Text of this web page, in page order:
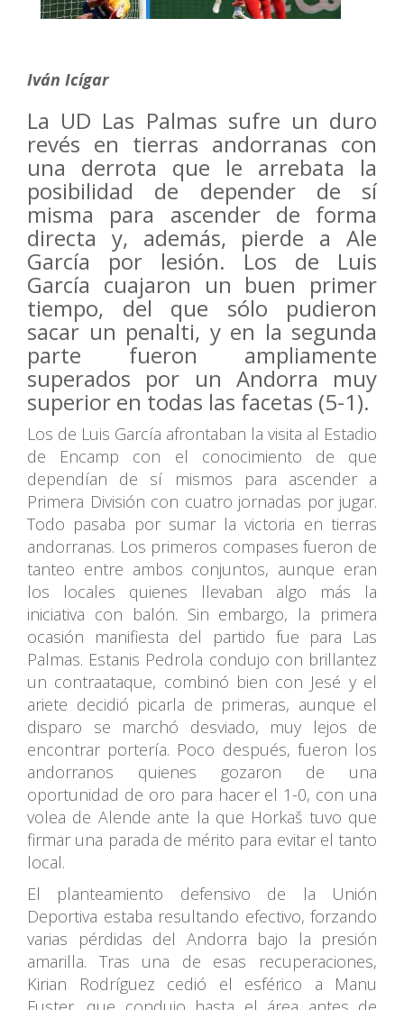
Iván Icígar
La UD Las Palmas sufre un duro
revés en tierras andorranas con
una derrota que le arrebata la
posibilidad de depender de sí
misma para ascender de forma
directa y, además, pierde a Ale
García por lesión. Los de Luis
García cuajaron un buen primer
tiempo, del que sólo pudieron
sacar un penalti, y en la segunda
parte fueron ampliamente
superados por un Andorra muy
superior en todas las facetas (5-1).
Los de Luis García afrontaban la visita al Estadio
de Encamp con el conocimiento de que
dependían de sí mismos para ascender a
Primera División con cuatro jornadas por jugar.
Todo pasaba por sumar la victoria en tierras
andorranas. Los primeros compases fueron de
tanteo entre ambos conjuntos, aunque eran
los locales quienes llevaban algo más la
iniciativa con balón. Sin embargo, la primera
ocasión manifiesta del partido fue para Las
Palmas. Estanis Pedrola condujo con brillantez
un contraataque, combinó bien con Jesé y el
ariete decidió picarla de primeras, aunque el
disparo se marchó desviado, muy lejos de
encontrar portería. Poco después, fueron los
andorranos quienes gozaron de una
oportunidad de oro para hacer el 1-0, con una
volea de Alende ante la que Horkaš tuvo que
firmar una parada de mérito para evitar el tanto
local.
El planteamiento defensivo de la Unión
Deportiva estaba resultando efectivo, forzando
varias pérdidas del Andorra bajo la presión
amarilla. Tras una de esas recuperaciones,
Kirian Rodríguez cedió el esférico a Manu